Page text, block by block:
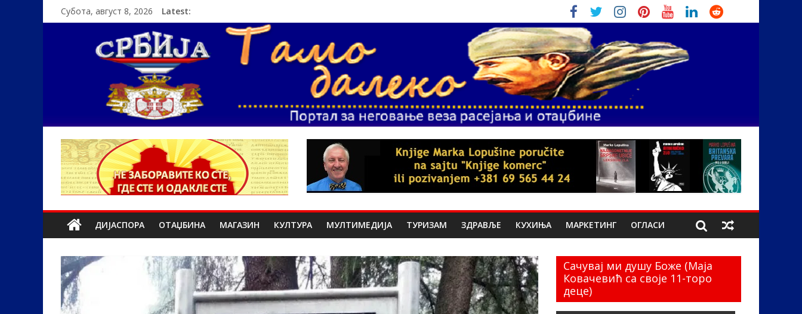
Субота, август 8, 2026 Latest:
ДИЈАСПОРА ОТАЏБИНА МАГАЗИН КУЛТУРА МУЛТИМЕДИЈА ТУРИЗАМ ЗДРАВЉЕ КУХИЊА МАРКЕТИНГ ОГЛАСИ
Сачувај ми душу Боже (Маја
Ковачевић са своје 11-торо
деце)